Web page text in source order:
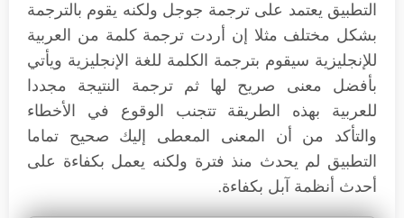
التطبيق يعتمد على ترجمة جوجل ولكنه يقوم بالترجمة
بشكل مختلف مثلا إن أردت ترجمة كلمة من العربية
للإنجليزية سيقوم بترجمة الكلمة للغة الإنجليزية ويأتي
بأفضل معنى صريح لها ثم ترجمة النتيجة مجددا
للعربية بهذه الطريقة تتجنب الوقوع في الأخطاء
والتأكد من أن المعنى المعطى إليك صحيح تماما
التطبيق لم يحدث منذ فترة ولكنه يعمل بكفاءة على
أحدث أنظمة آبل بكفاءة.